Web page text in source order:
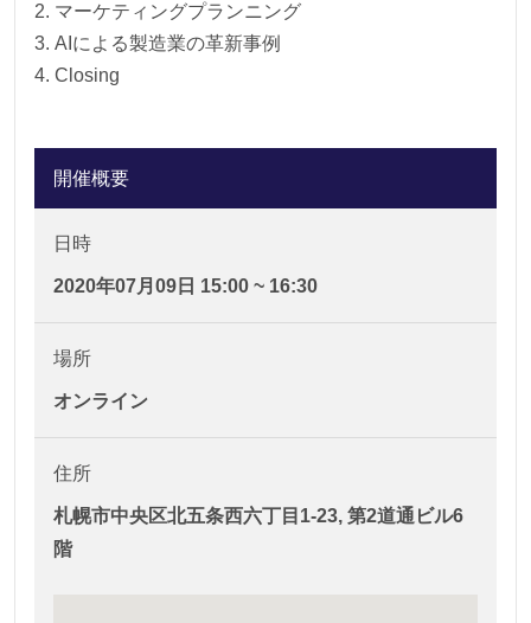
2. マーケティングプランニング
3. AIによる製造業の革新事例
4. Closing
開催概要
日時
2020年07月09日 15:00 ~ 16:30
場所
オンライン
住所
札幌市中央区北五条西六丁目1-23, 第2道通ビル6
階